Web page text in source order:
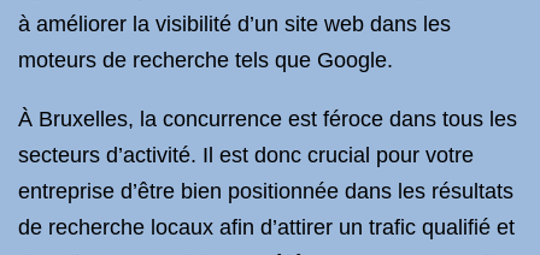
à améliorer la visibilité d’un site web dans les
moteurs de recherche tels que Google.
À Bruxelles, la concurrence est féroce dans tous les
secteurs d’activité. Il est donc crucial pour votre
entreprise d’être bien positionnée dans les résultats
de recherche locaux afin d’attirer un trafic qualifié et